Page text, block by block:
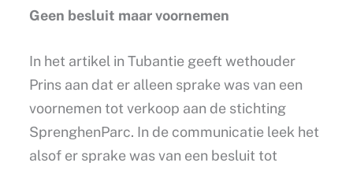
Geen besluit maar voornemen
In het artikel in Tubantie geeft wethouder
Prins aan dat er alleen sprake was van een
voornemen tot verkoop aan de stichting
SprenghenParc. In de communicatie leek het
alsof er sprake was van een besluit tot